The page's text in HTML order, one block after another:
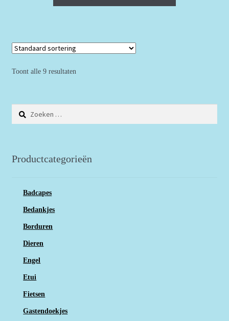
Toont alle 9 resultaten
naar:
Productcategorieën
Badcapes
Bedankjes
Borduren
Dieren
Engel
Etui
Fietsen
Gastendoekjes